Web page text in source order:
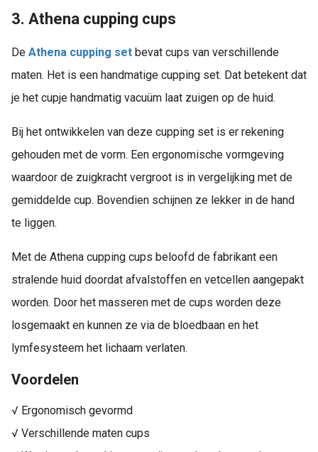
3. Athena cupping cups
De Athena cupping set bevat cups van verschillende
maten. Het is een handmatige cupping set. Dat betekent dat
je het cupje handmatig vacuüm laat zuigen op de huid.
Bij het ontwikkelen van deze cupping set is er rekening
gehouden met de vorm. Een ergonomische vormgeving
waardoor de zuigkracht vergroot is in vergelijking met de
gemiddelde cup. Bovendien schijnen ze lekker in de hand
te liggen.
Met de Athena cupping cups beloofd de fabrikant een
stralende huid doordat afvalstoffen en vetcellen aangepakt
worden. Door het masseren met de cups worden deze
losgemaakt en kunnen ze via de bloedbaan en het
lymfesysteem het lichaam verlaten.
Voordelen
√ Ergonomisch gevormd
√ Verschillende maten cups